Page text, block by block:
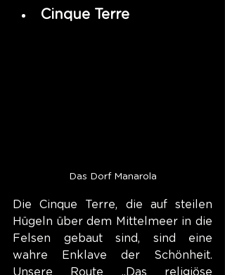
Cinque Terre
Das Dorf Manarola
Die Cinque Terre, die auf steilen
Hügeln über dem Mittelmeer in die
Felsen gebaut sind, sind eine
wahre Enklave der Schönheit.
Unsere Route „Das religiöse